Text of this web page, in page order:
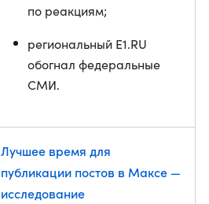
по реакциям;
региональный E1.RU
обогнал федеральные
СМИ.
Лучшее время для
публикации постов в Максе —
исследование